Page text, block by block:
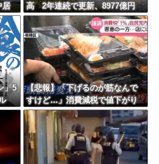
居
は
さ
高 2年連続で更新、8977億円
農水省「インバウンドの増加に
伴い、日本食の認知度が向上」
」5
【悲報】「下げるのが筋なんで
すけど…」消費減税で値下がり
する分と同じだけ商品を値上げ
して店頭価格を変えない店も…